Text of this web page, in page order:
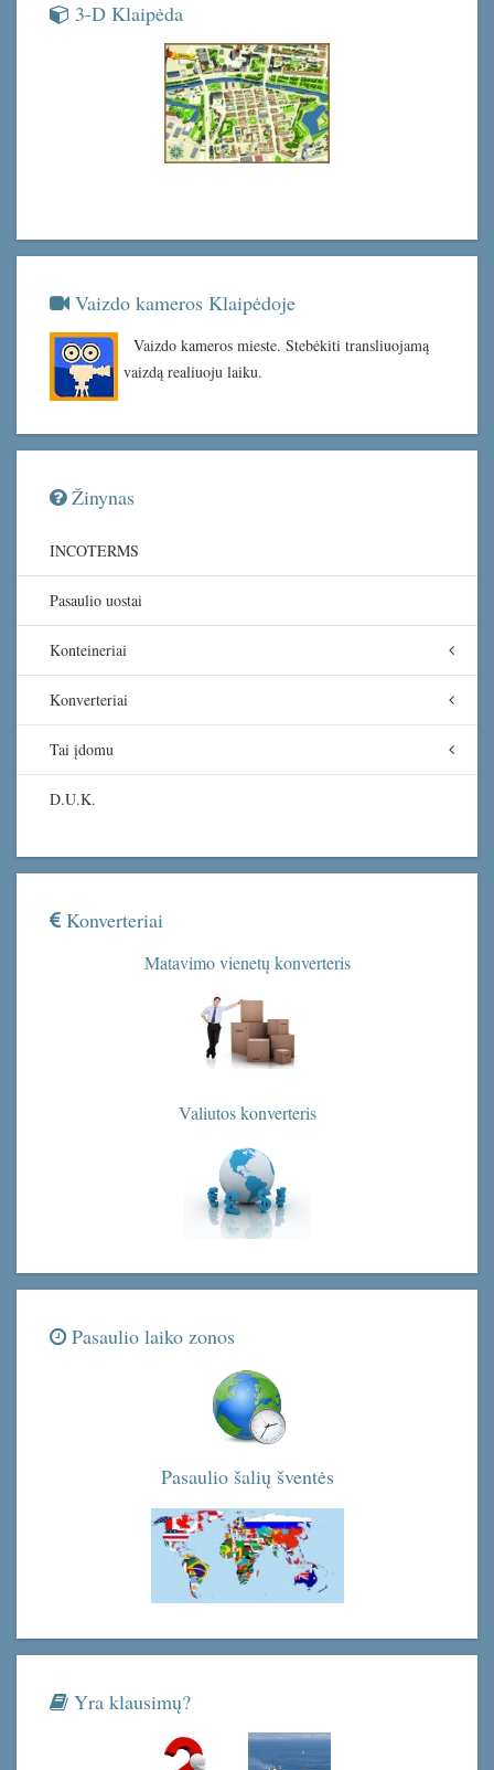
3-D Klaipėda
Vaizdo kameros Klaipėdoje
Vaizdo kameros mieste. Stebėkiti transliuojamą
vaizdą realiuoju laiku.
Žinynas
INCOTERMS
Pasaulio uostai
Konteineriai
Konverteriai
Tai įdomu
D.U.K.
Konverteriai
Matavimo vienetų konverteris
Valiutos konverteris
Pasaulio laiko zonos
Pasaulio šalių šventės
Yra klausimų?